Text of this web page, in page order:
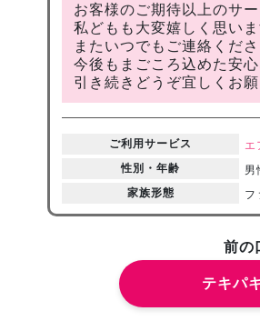
お客様のご期待以上のサー
私どもも大変嬉しく思いま
またいつでもご連絡くださ
今後もまごころ込めた安
引き続きどうぞ宜しくお願
ご利用サービス エ
性別・年齢
男
家族形態
フ
前の
テキパ